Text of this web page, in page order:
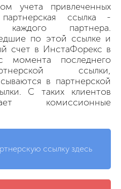
учета привлеченных
ссылка -
партнера.
по этой ссылке и
счет в ИнстаФорекс в
момента последнего
ссылки,
в партнерской
С таких клиентов
комиссионные
ссылку здесь